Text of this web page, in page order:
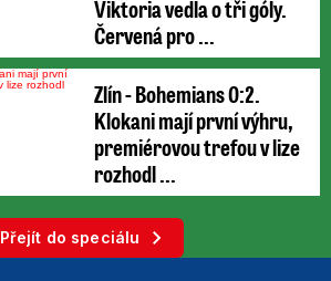
Viktoria vedla o tři góly.
Červená pro ...
Zlín - Bohemians 0:2.
Klokani mají první výhru,
premiérovou trefou v lize
rozhodl ...
Přejít do speciálu